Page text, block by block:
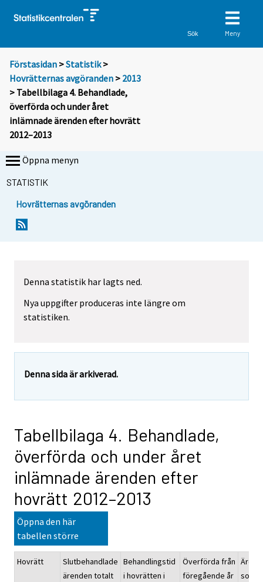
Sök Meny
Förstasidan >Statistik >
Hovrätternas avgöranden > 2013
> Tabellbilaga 4. Behandlade,
överförda och under året
inlämnade ärenden efter hovrätt
2012–2013
Öppna menyn
STATISTIK
Hovrätternas avgöranden
Denna statistik har lagts ned.
Nya uppgifter produceras inte längre om
statistiken.
Denna sida är arkiverad.
Tabellbilaga 4. Behandlade,
överförda och under året
inlämnade ärenden efter
hovrätt 2012–2013
Öppna den här
tabellen större
Hovrätt
Slutbehandlade
ärenden totalt
Behandlingstid
i hovrätten i
Överförda från
föregående år
som